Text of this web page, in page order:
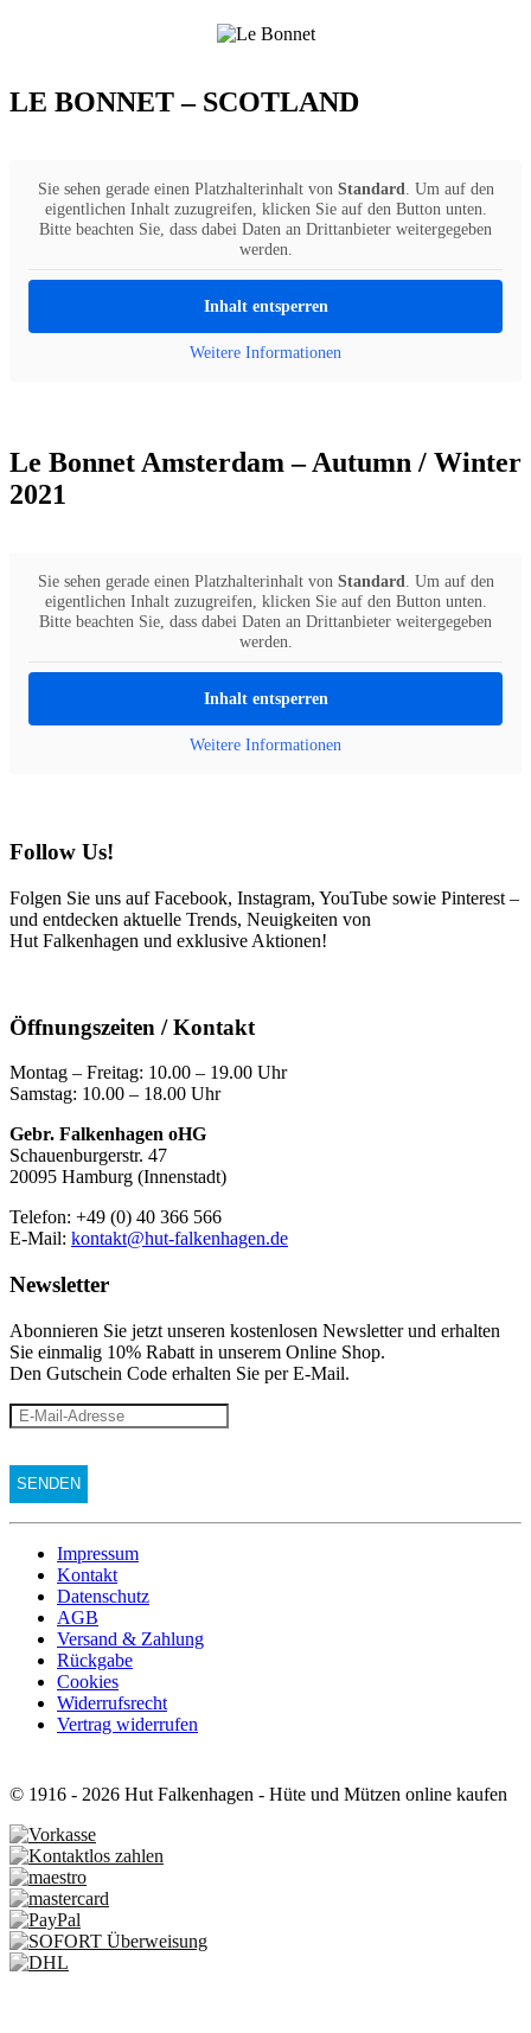
LE BONNET – SCOTLAND
Sie sehen gerade einen Platzhalterinhalt von Standard. Um auf den
eigentlichen Inhalt zuzugreifen, klicken Sie auf den Button unten.
Bitte beachten Sie, dass dabei Daten an Drittanbieter weitergegeben
werden.
Inhalt entsperren
Weitere Informationen
Le Bonnet Amsterdam – Autumn / Winter
2021
Sie sehen gerade einen Platzhalterinhalt von Standard. Um auf den
eigentlichen Inhalt zuzugreifen, klicken Sie auf den Button unten.
Bitte beachten Sie, dass dabei Daten an Drittanbieter weitergegeben
werden.
Inhalt entsperren
Weitere Informationen
Follow Us!
Folgen Sie uns auf Facebook, Instagram, YouTube sowie Pinterest –
und entdecken aktuelle Trends, Neuigkeiten von
Hut Falkenhagen und exklusive Aktionen!
Öffnungszeiten / Kontakt
Montag – Freitag: 10.00 – 19.00 Uhr
Samstag: 10.00 – 18.00 Uhr
Gebr. Falkenhagen oHG
Schauenburgerstr. 47
20095 Hamburg (Innenstadt)
Telefon: +49 (0) 40 366 566
E-Mail: kontakt@hut-falkenhagen.de
Newsletter
Abonnieren Sie jetzt unseren kostenlosen Newsletter und erhalten
Sie einmalig 10% Rabatt in unserem Online Shop.
Den Gutschein Code erhalten Sie per E-Mail.
Impressum
Kontakt
Datenschutz
AGB
Versand & Zahlung
Rückgabe
Cookies
Widerrufsrecht
Vertrag widerrufen
© 1916 - 2026 Hut Falkenhagen - Hüte und Mützen online kaufen